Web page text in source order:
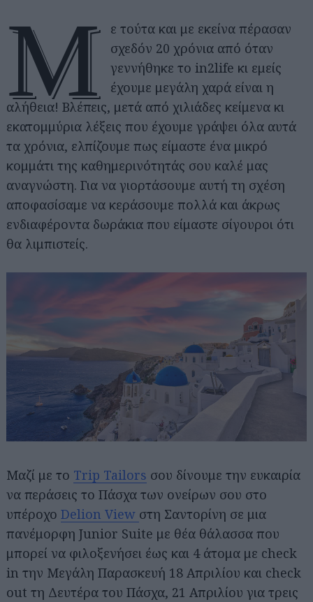
M
ε τούτα και με εκείνα πέρασαν
σχεδόν 20 χρόνια από όταν
γεννήθηκε το in2life κι εμείς
έχουμε μεγάλη χαρά είναι η
αλήθεια! Βλέπεις, μετά από χιλιάδες κείμενα κι
εκατομμύρια λέξεις που έχουμε γράψει όλα αυτά
τα χρόνια, ελπίζουμε πως είμαστε ένα μικρό
κομμάτι της καθημερινότητάς σου καλέ μας
αναγνώστη. Για να γιορτάσουμε αυτή τη σχέση
αποφασίσαμε να κεράσουμε πολλά και άκρως
ενδιαφέροντα δωράκια που είμαστε σίγουροι ότι
θα λιμπιστείς.
Mαζί με το Trip Tailors σου δίνουμε την ευκαιρία
να περάσεις το Πάσχα των ονείρων σου στο
υπέροχο Delion View στη Σαντορίνη σε μια
πανέμορφη Junior Suite με θέα θάλασσα που
μπορεί να φιλοξενήσει έως και 4 άτομα με check
in την Μεγάλη Παρασκευή 18 Απριλίου και check
out τη Δευτέρα του Πάσχα, 21 Απριλίου για τρεις